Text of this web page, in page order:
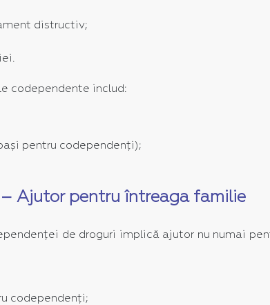
distructiv;
codependente includ:
pentru codependenți);
Ajutor pentru întreaga familie
de droguri implică ajutor nu numai
codependenți;